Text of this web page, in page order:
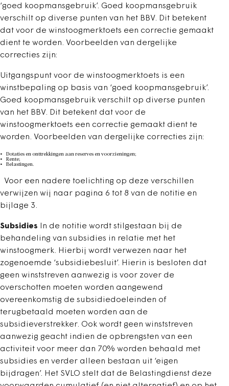
‘goed koopmansgebruik’. Goed koopmansgebruik
verschilt op diverse punten van het BBV. Dit betekent
dat voor de winstoogmerktoets een correctie gemaakt
dient te worden. Voorbeelden van dergelijke
correcties zijn:
Uitgangspunt voor de winstoogmerktoets is een
winstbepaling op basis van ‘goed koopmansgebruik’.
Goed koopmansgebruik verschilt op diverse punten
van het BBV. Dit betekent dat voor de
winstoogmerktoets een correctie gemaakt dient te
worden. Voorbeelden van dergelijke correcties zijn:
Dotaties en onttrekkingen aan reserves en voorzieningen;
Rente;
Belastingen.
Voor een nadere toelichting op deze verschillen
verwijzen wij naar pagina 6 tot 8 van de notitie en
bijlage 3.
Subsidies In de notitie wordt stilgestaan bij de
behandeling van subsidies in relatie met het
winstoogmerk. Hierbij wordt verwezen naar het
zogenoemde ‘subsidiebesluit’. Hierin is besloten dat
geen winststreven aanwezig is voor zover de
overschotten moeten worden aangewend
overeenkomstig de subsidiedoeleinden of
terugbetaald moeten worden aan de
subsidieverstrekker. Ook wordt geen winststreven
aanwezig geacht indien de opbrengsten van een
activiteit voor meer dan 70% worden behaald met
subsidies en verder alleen bestaan uit ‘eigen
bijdragen’. Het SVLO stelt dat de Belastingdienst deze